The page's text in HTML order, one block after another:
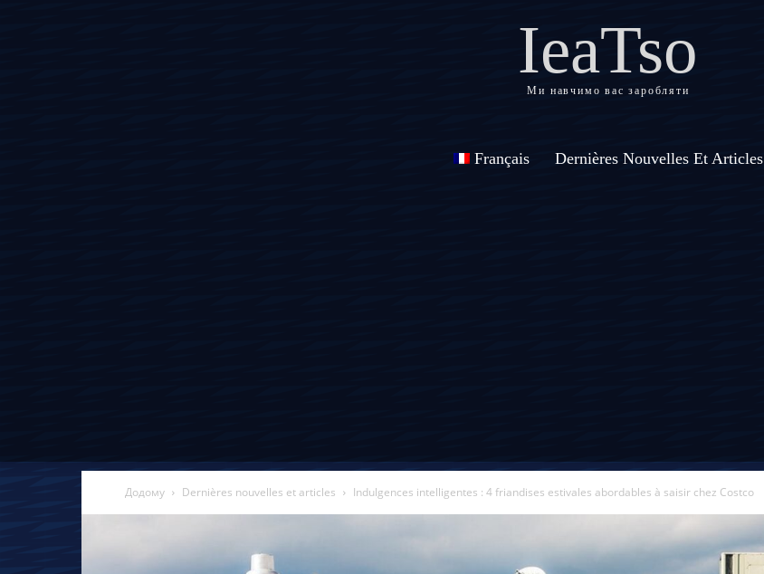
IeaTso
Ми навчимо вас заробляти
Français Dernières Nouvelles Et Articles
Додому Dernières nouvelles et articles Indulgences intelligentes : 4 friandises estivales abordables à saisir chez Costco